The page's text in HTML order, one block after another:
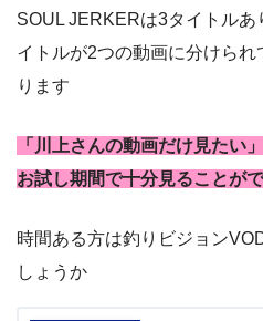
SOUL JERKERは3タイトル
イトルが2つの動画に分けら
ります
「川上さんの動画だけ見たい
お試し期間で十分見ることが
時間ある方は釣りビジョン
しょうか